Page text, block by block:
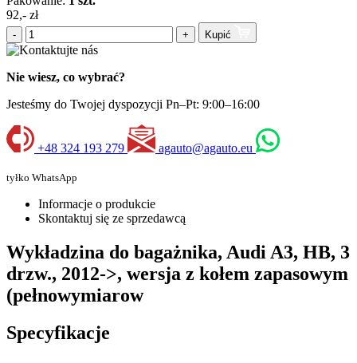
92,- zł
- + Kupić
Nie wiesz, co wybrać?
Jesteśmy do Twojej dyspozycji Pn–Pt: 9:00–16:00
+48 324 193 279 agauto@agauto.eu
tyłko WhatsApp
Informacje o produkcie
Skontaktuj się ze sprzedawcą
Wykładzina do bagażnika, Audi A3, HB, 3
drzw., 2012->, wersja z kołem zapasowym
(pełnowymiarow
Specyfikacje